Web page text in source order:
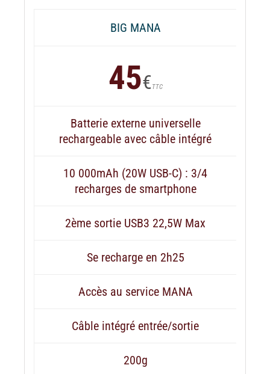
BIG MANA
45€ TTC
Batterie externe universelle
rechargeable avec câble intégré
10 000mAh (20W USB-C) : 3/4
recharges de smartphone
2ème sortie USB3 22,5W Max
Se recharge en 2h25
Accès au service MANA
Câble intégré entrée/sortie
200g